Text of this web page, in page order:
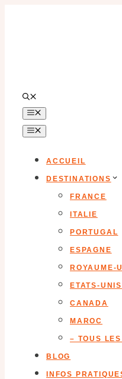
ACCUEIL
DESTINATIONS
FRANCE
ITALIE
PORTUGAL
ESPAGNE
ROYAUME-
ETATS-UNIS
CANADA
MAROC
– TOUS LES
BLOG
INFOS